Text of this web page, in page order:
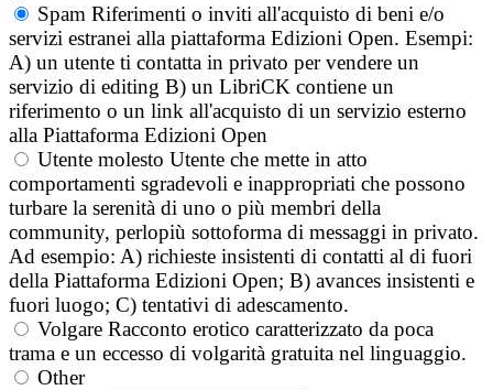
Spam Riferimenti o inviti all'acquisto di beni e/o
servizi estranei alla piattaforma Edizioni Open. Esempi:
A) un utente ti contatta in privato per vendere un
servizio di editing B) un LibriCK contiene un
riferimento o un link all'acquisto di un servizio esterno
alla Piattaforma Edizioni Open
Utente molesto Utente che mette in atto
comportamenti sgradevoli e inappropriati che possono
turbare la serenità di uno o più membri della
community, perlopiù sottoforma di messaggi in privato.
Ad esempio: A) richieste insistenti di contatti al di fuori
della Piattaforma Edizioni Open; B) avances insistenti e
fuori luogo; C) tentativi di adescamento.
Volgare Racconto erotico caratterizzato da poca
trama e un eccesso di volgarità gratuita nel linguaggio.
Other